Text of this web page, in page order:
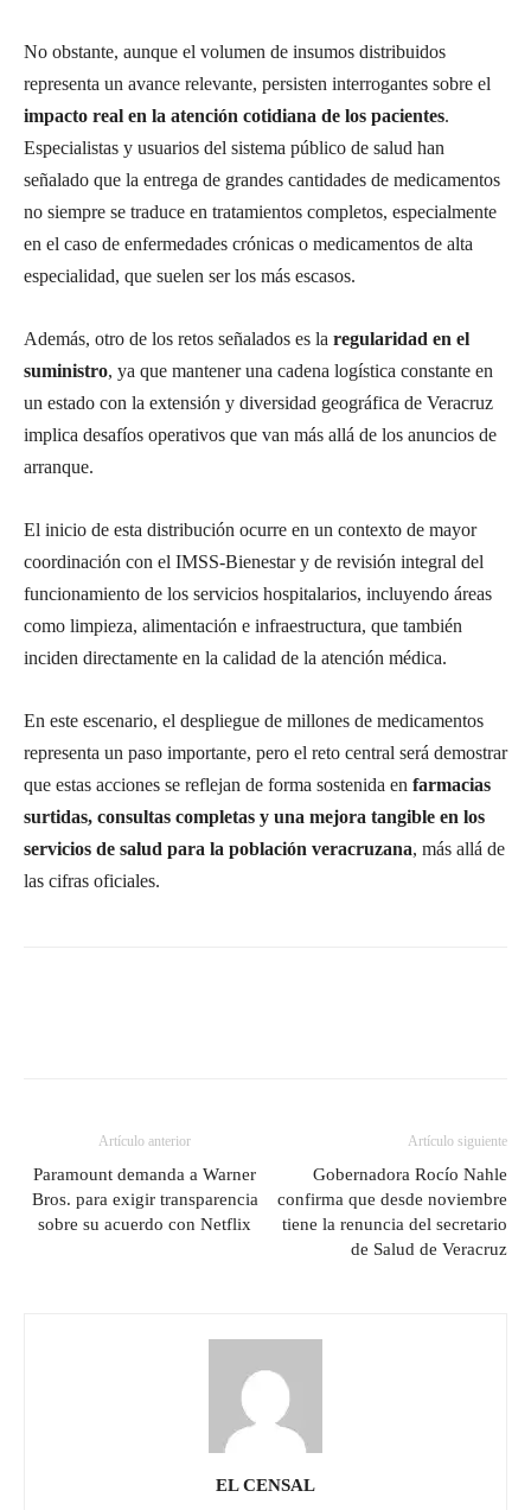
No obstante, aunque el volumen de insumos distribuidos
representa un avance relevante, persisten interrogantes sobre el
impacto real en la atención cotidiana de los pacientes.
Especialistas y usuarios del sistema público de salud han
señalado que la entrega de grandes cantidades de medicamentos
no siempre se traduce en tratamientos completos, especialmente
en el caso de enfermedades crónicas o medicamentos de alta
especialidad, que suelen ser los más escasos.
Además, otro de los retos señalados es la regularidad en el
suministro, ya que mantener una cadena logística constante en
un estado con la extensión y diversidad geográfica de Veracruz
implica desafíos operativos que van más allá de los anuncios de
arranque.
El inicio de esta distribución ocurre en un contexto de mayor
coordinación con el IMSS-Bienestar y de revisión integral del
funcionamiento de los servicios hospitalarios, incluyendo áreas
como limpieza, alimentación e infraestructura, que también
inciden directamente en la calidad de la atención médica.
En este escenario, el despliegue de millones de medicamentos
representa un paso importante, pero el reto central será demostrar
que estas acciones se reflejan de forma sostenida en farmacias
surtidas, consultas completas y una mejora tangible en los
servicios de salud para la población veracruzana, más allá de
las cifras oficiales.
Artículo anterior
Paramount demanda a Warner
Bros. para exigir transparencia
sobre su acuerdo con Netflix
Artículo siguiente
Gobernadora Rocío Nahle
confirma que desde noviembre
tiene la renuncia del secretario
de Salud de Veracruz
EL CENSAL